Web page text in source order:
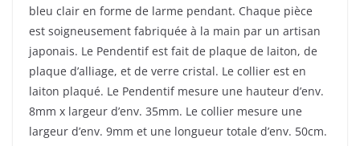
bleu clair en forme de larme pendant. Chaque pièce
est soigneusement fabriquée à la main par un artisan
japonais. Le Pendentif est fait de plaque de laiton, de
plaque d’alliage, et de verre cristal. Le collier est en
laiton plaqué. Le Pendentif mesure une hauteur d’env.
8mm x largeur d’env. 35mm. Le collier mesure une
largeur d’env. 9mm et une longueur totale d’env. 50cm.